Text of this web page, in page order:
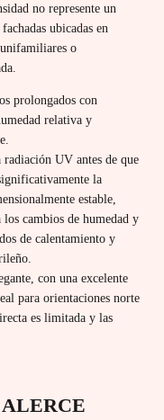
no represente un
ubicadas en
o
prolongados con
relativa y
radiación UV antes de que
la
estable,
cambios de humedad y
de calentamiento y
con una excelente
para orientaciones norte
es limitada y las